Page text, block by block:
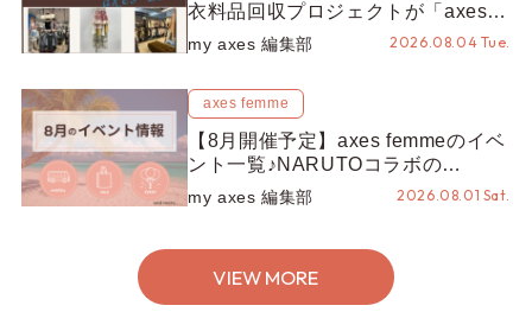
衣料品回収プロジェクトが「axes
LOOP」にアップデート！活用する
とポイントが手に入る◎
my axes 編集部 2026.08.04 Tue.
axes femme
【8月開催予定】axes femmeのイベ
ント一覧♪NARUTOコラボの
REZEN POPUPから、プチYour
Stage.、ティーパーティまで！8月
my axes 編集部 2026.08.01 Sat.
VIEW MORE